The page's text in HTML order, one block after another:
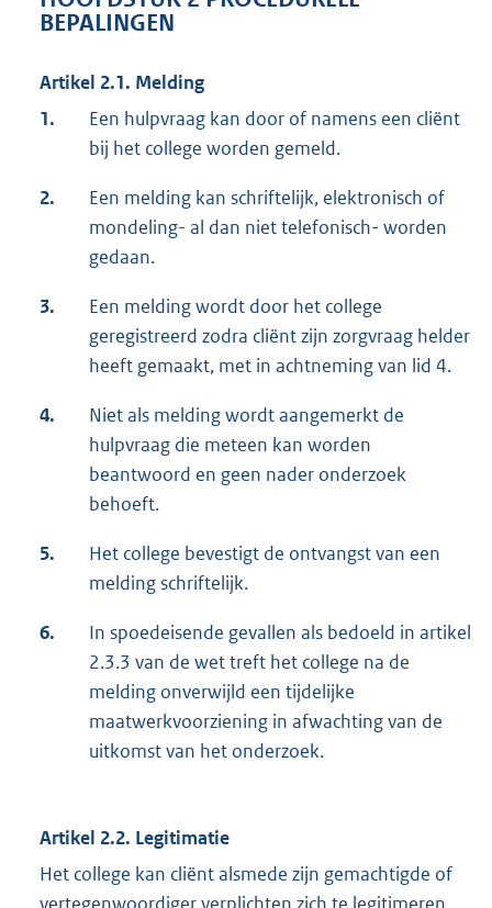
BEPALINGEN
Artikel 2.1. Melding
1.
Een hulpvraag kan door of namens een cliënt
bij het college worden gemeld.
2.
Een melding kan schriftelijk, elektronisch of
mondeling- al dan niet telefonisch- worden
gedaan.
3.
Een melding wordt door het college
geregistreerd zodra cliënt zijn zorgvraag helder
heeft gemaakt, met in achtneming van lid 4.
4.
Niet als melding wordt aangemerkt de
hulpvraag die meteen kan worden
beantwoord en geen nader onderzoek
behoeft.
5.
Het college bevestigt de ontvangst van een
melding schriftelijk.
6.
In spoedeisende gevallen als bedoeld in artikel
2.3.3 van de wet treft het college na de
melding onverwijld een tijdelijke
maatwerkvoorziening in afwachting van de
uitkomst van het onderzoek.
Artikel 2.2. Legitimatie
Het college kan cliënt alsmede zijn gemachtigde of